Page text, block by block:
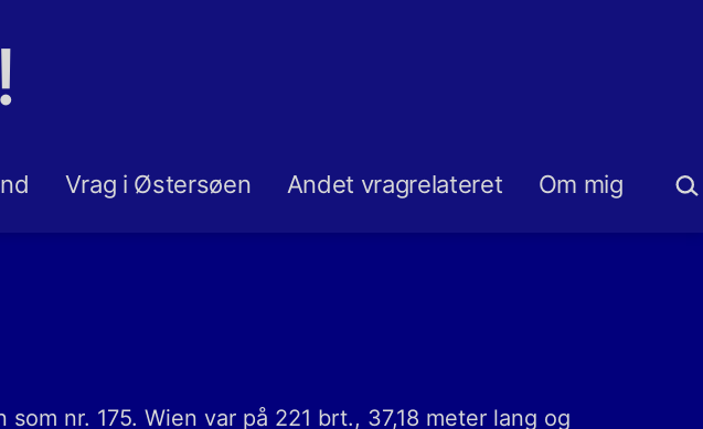
Vrag i Østersøen Andet vragrelateret Om mig
nr. 175. Wien var på 221 brt., 37,18 meter lang og